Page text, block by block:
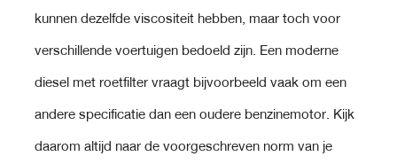
kunnen dezelfde viscositeit hebben, maar toch voor
verschillende voertuigen bedoeld zijn. Een moderne
diesel met roetfilter vraagt bijvoorbeeld vaak om een
andere specificatie dan een oudere benzinemotor. Kijk
daarom altijd naar de voorgeschreven norm van je